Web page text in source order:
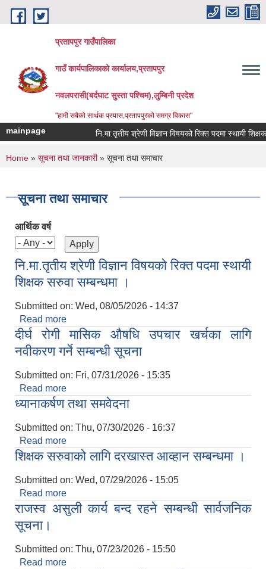
Skip to main content
प्रतापपुर गाउँपालिका
गाउँ कार्यपालिकाको कार्यालय,प्रतापपुर
नवलपरासी(बर्दघाट सुस्ता पश्चिम),लुम्बिनी प्रदेश
"हामी सबैको सार्थक प्रयास,प्रतापपुरको समग्र विकास"
mainpage नि.मा.तृतीय श्रेणी विज्ञान विषयको रिक्त पदमा स्थायी शिक्षक
You are here
Home » सूचना तथा जानकारी» सूचना तथा समाचार
सूचना तथा समाचार
आर्थिक वर्ष
नि.मा.तृतीय श्रेणी विज्ञान विषयको रिक्त पदमा स्थायी
शिक्षक सरुवा सम्बन्धमा ।
Submitted on: Wed, 08/05/2026 - 14:37
Read more
शिक्षक सरुवा सम्बन्धमा ।
दीर्घ रोगी मासिक औषधि उपचार खर्चका लागि
नवीकरण गर्ने सम्बन्धी सूचना
Submitted on: Fri, 07/31/2026 - 15:35
Read more
नवीकरण गर्ने सम्बन्धी सूचना
ध्यानाकर्षण तथा समवेदना
Submitted on: Thu, 07/30/2026 - 16:37
Read more
शिक्षक सरुवाको लागि दरखास्त आव्हान सम्बन्धमा ।
Submitted on: Wed, 07/29/2026 - 15:05
Read more
राजस्व असुली कार्य बन्द रहने सम्बन्धी सार्वजनिक
सूचना।
Submitted on: Thu, 07/23/2026 - 15:50
Read more